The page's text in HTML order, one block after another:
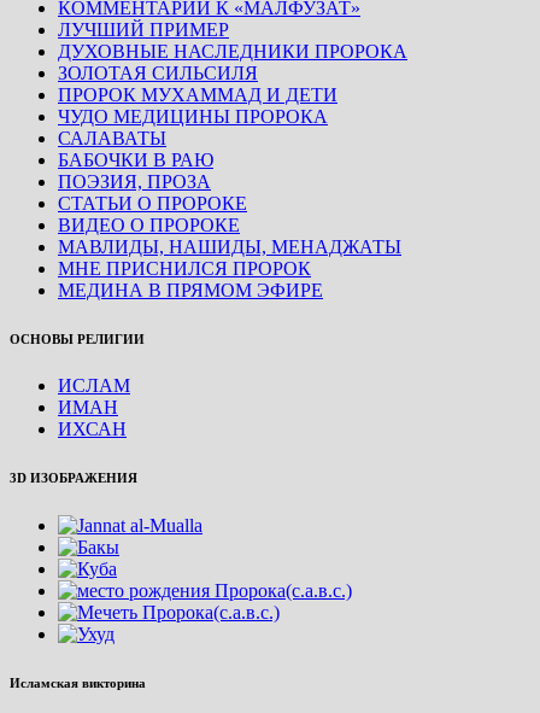
КОММЕНТАРИИ К «МАЛФУЗАТ»
ЛУЧШИЙ ПРИМЕР
ДУХОВНЫЕ НАСЛЕДНИКИ ПРОРОКА
ЗОЛОТАЯ СИЛЬСИЛЯ
ПРОРОК МУХАММАД И ДЕТИ
ЧУДО МЕДИЦИНЫ ПРОРОКА
САЛАВАТЫ
БАБОЧКИ В РАЮ
ПОЭЗИЯ, ПРОЗА
СТАТЬИ О ПРОРОКЕ
ВИДЕО О ПРОРОКЕ
МАВЛИДЫ, НАШИДЫ, МЕНАДЖАТЫ
МНЕ ПРИСНИЛСЯ ПРОРОК
МЕДИНА В ПРЯМОМ ЭФИРЕ
ОСНОВЫ РЕЛИГИИ
ИСЛАМ
ИМАН
ИХСАН
3D ИЗОБРАЖЕНИЯ
Исламская викторина